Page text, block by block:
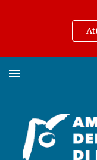
Skip to main content